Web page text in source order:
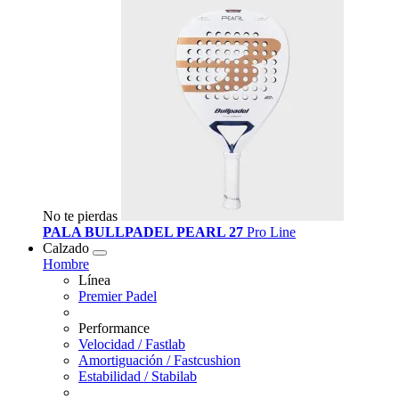
No te pierdas
PALA BULLPADEL PEARL 27 Pro Line
Calzado
Hombre
Línea
Premier Padel
Performance
Velocidad / Fastlab
Amortiguación / Fastcushion
Estabilidad / Stabilab